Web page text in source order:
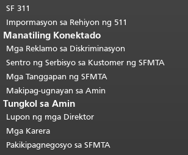
SF 311
Impormasyon sa Rehiyon ng 511
Manatiling Konektado
Mga Reklamo sa Diskriminasyon
Sentro ng Serbisyo sa Kustomer ng SFMTA
Mga Tanggapan ng SFMTA
Makipag-ugnayan sa Amin
Tungkol sa Amin
Lupon ng mga Direktor
Mga Karera
Pakikipagnegosyo sa SFMTA